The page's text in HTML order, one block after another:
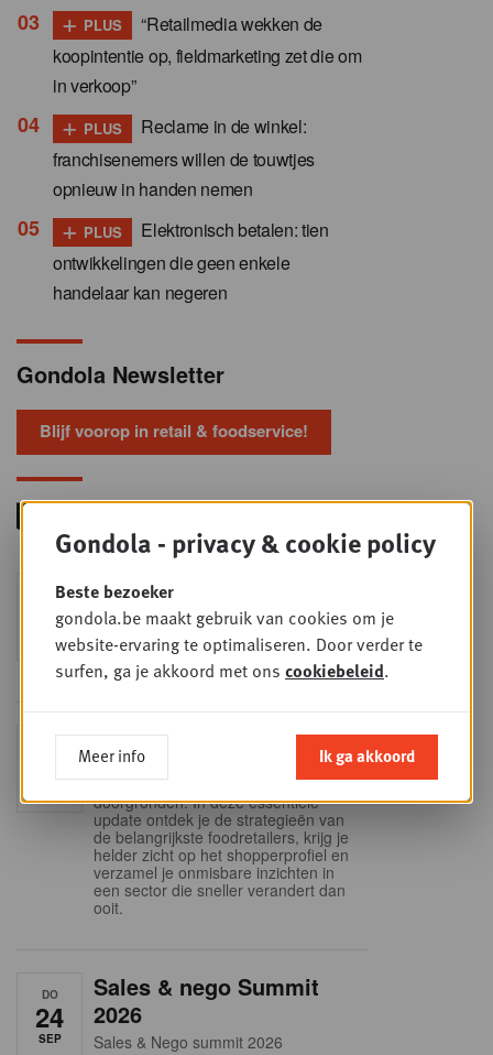
+ PLUS
“Retailmedia wekken de
koopintentie op, fieldmarketing zet die om
in verkoop”
+ PLUS
Reclame in de winkel:
franchisenemers willen de touwtjes
opnieuw in handen nemen
+ PLUS
Elektronisch betalen: tien
ontwikkelingen die geen enkele
handelaar kan negeren
Gondola Newsletter
Blijf voorop in retail & foodservice!
WOE
9
SEP
Foodservice - Joint
business planning
Intro to Negotiation: Succes aan de
onderhandelingstafel is geen toeval!
15
Into Retail - Sold out
Mis deze unieke kans niet om het
Belgische retaillandschap volledig te
doorgronden. In deze essentiële
update ontdek je de strategieën van
de belangrijkste foodretailers, krijg je
helder zicht op het shopperprofiel en
verzamel je onmisbare inzichten in
een sector die sneller verandert dan
ooit.
DO
24
SEP
Sales & nego Summit
2026
Sales & Nego summit 2026
Gondola - privacy & cookie policy
Beste bezoeker
gondola.be maakt gebruik van cookies om je
website-ervaring te optimaliseren. Door verder te
surfen, ga je akkoord met ons cookiebeleid.
Meer info Ik ga akkoord